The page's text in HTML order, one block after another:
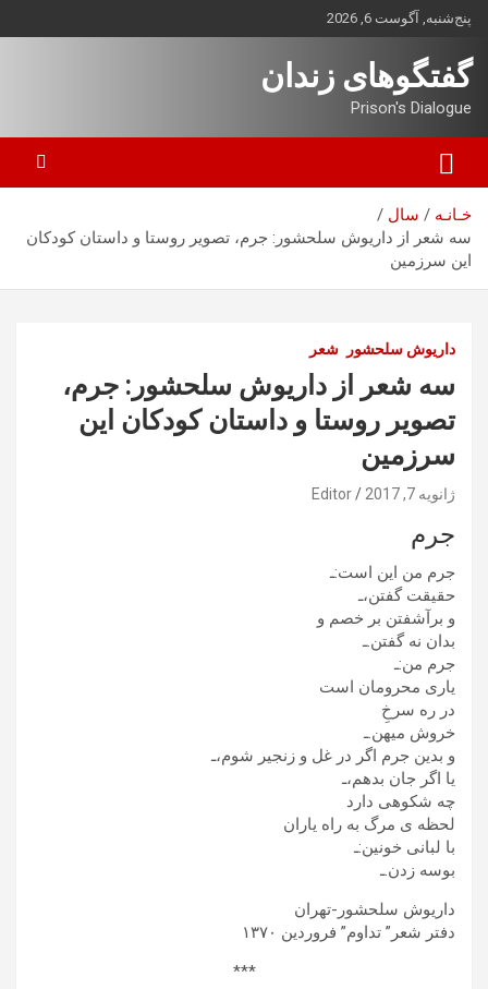
محتوا
بروید
پنج‌شنبه, آگوست 6, 2026
گفتگوهای زندان
Prison's Dialogue
خـانـه
سال
سه شعر از داریوش سلحشور: جرم، تصویر روستا و داستان کودکان
این سرزمین
داریوش سلحشور شعر
سه شعر از داریوش سلحشور: جرم،
تصویر روستا و داستان کودکان این
سرزمین
ژانویه 7, 2017 Editor
جرم
جرم من این است:ـ
حقیقت گفتن،ـ
و برآشفتن بر خصم و
بدان نه گفتن.ـ
جرم من:ـ
یاری محرومان است
در ره سرخِ
خروش میهن.ـ
و بدین جرم اگر در غل و زنجیر شوم،ـ
یا اگر جان بدهم،ـ
چه شکوهی دارد
لحظه ی مرگ به راه یاران
با لبانی خونین:ـ
بوسه زدن.ـ
داریوش سلحشور-تهران
دفتر شعر” تداوم” فروردین ١٣٧۰
***